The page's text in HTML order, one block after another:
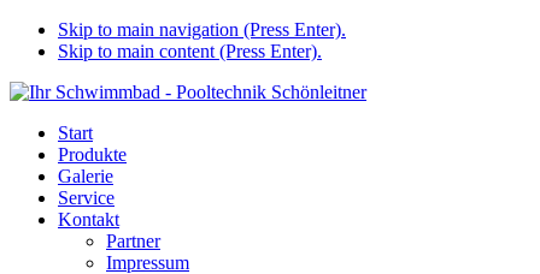
Skip to main navigation (Press Enter).
Skip to main content (Press Enter).
Start
Produkte
Galerie
Service
Kontakt
Partner
Impressum